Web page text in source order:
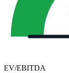
EV/EBITDA